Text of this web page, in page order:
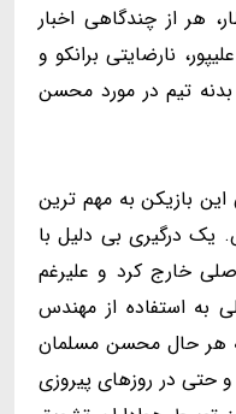
هر از چندگاهی اخبار
نارضایتی برانکو و
تیم در مورد محسن
بازیکن به مهم ترین
یک درگیری بی دلیل با
خارج کرد و علیرغم
به استفاده از مهندس
هر حال محسن مسلمان
حتی در روزهای پیروزی